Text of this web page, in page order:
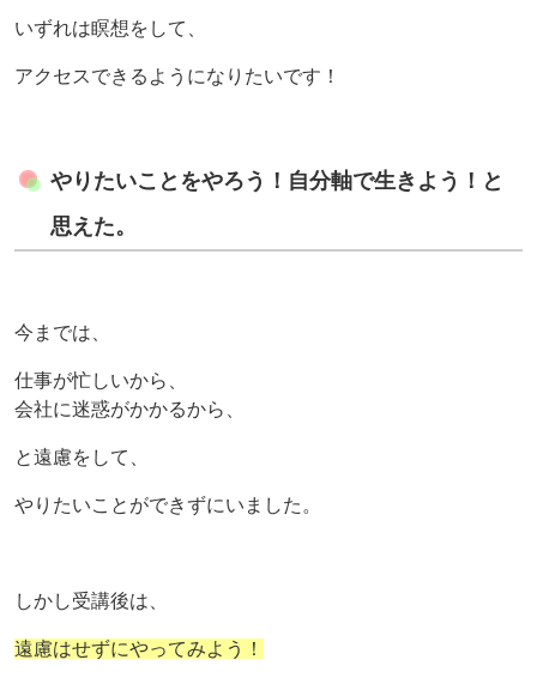
いずれは瞑想をして、
アクセスできるようになりたいです！
やりたいことをやろう！自分軸で生きよう！と
思えた。
今までは、
仕事が忙しいから、
会社に迷惑がかかるから、
と遠慮をして、
やりたいことができずにいました。
しかし受講後は、
遠慮はせずにやってみよう！